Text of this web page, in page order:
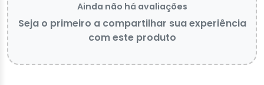
Ainda não há avaliações
Seja o primeiro a compartilhar sua experiência
com este produto